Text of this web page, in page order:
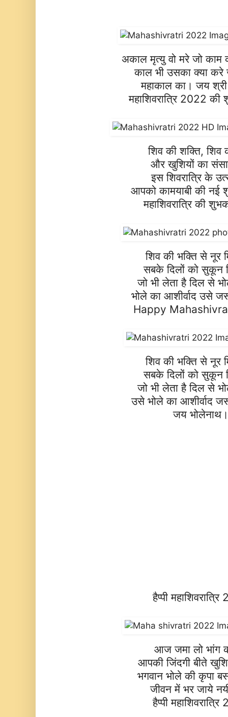
अकाल मृत्यु वो मरे जो काम
काल भी उसका क्या करे
महाकाल का। जय
महाशिवरात्रि 2022 की
शिव की शक्ति, शिव
और खुशियों का
इस शिवरात्रि के
आपको कामयाबी की
महाशिवरात्रि की
शिव की भक्ति से नूर
सबके दिलों को सुकून
जो भी लेता है दिल से
भोले का आशीर्वाद उसे
Happy
शिव की भक्ति से नूर
सबके दिलों को सुकून
जो भी लेता है दिल से
उसे भोले का आशीर्वाद
जय
हैप्पी
आज जमा लो भांग
आपकी जिंदगी बीते
भगवान भोले की कृपा
जीवन में भर जाये
हैप्पी